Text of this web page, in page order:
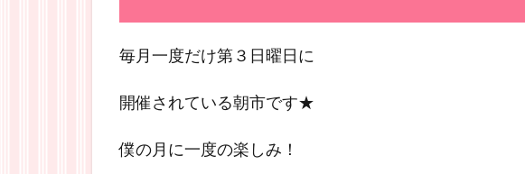
毎月一度だけ第３日曜日に
開催されている朝市です★
僕の月に一度の楽しみ！